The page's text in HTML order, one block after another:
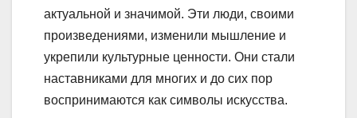
актуальной и значимой. Эти люди, своими
произведениями, изменили мышление и
укрепили культурные ценности. Они стали
наставниками для многих и до сих пор
воспринимаются как символы искусства.